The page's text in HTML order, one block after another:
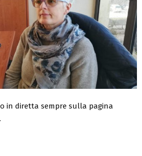
in diretta sempre sulla pagina